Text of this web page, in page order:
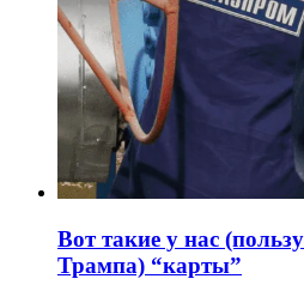
Вот такие у нас
Трампа) “карты”